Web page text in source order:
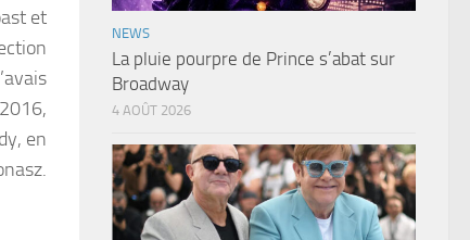
et
en
NEWS
La pluie pourpre de Prince s’abat sur
Broadway
4 AOÛT 2026